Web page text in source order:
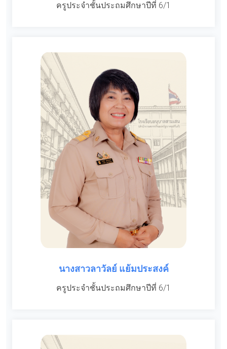
ครูประจำชั้นประถมศึกษาปีที่ 6/1
นางสาวลาวัลย์ แย้มประสงค์
ครูประจำชั้นประถมศึกษาปีที่ 6/1